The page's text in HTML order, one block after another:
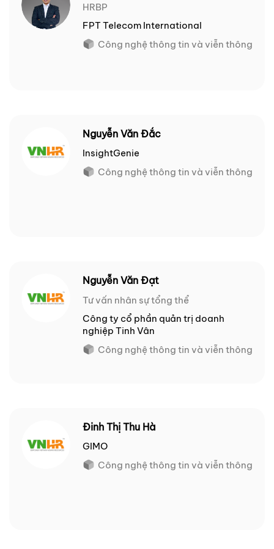
HRBP
FPT Telecom International
Công nghệ thông tin và viễn thông
Nguyễn Văn Đắc
InsightGenie
Công nghệ thông tin và viễn thông
Nguyễn Văn Đạt
Tư vấn nhân sự tổng thể
Công ty cổ phần quản trị doanh
nghiệp Tinh Vân
Công nghệ thông tin và viễn thông
Đinh Thị Thu Hà
GIMO
Công nghệ thông tin và viễn thông